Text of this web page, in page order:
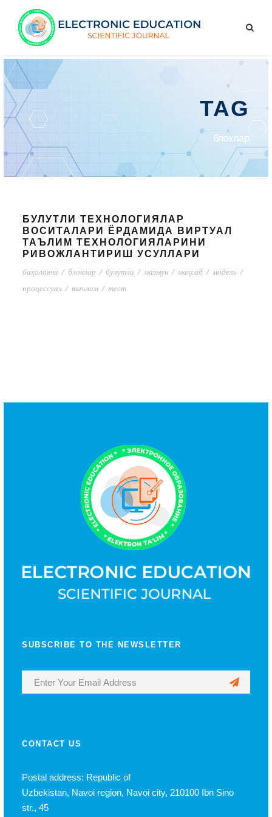
TAG
блоклар
БУЛУТЛИ ТЕХНОЛОГИЯЛАР
ВОСИТАЛАРИ ЁРДАМИДА ВИРТУАЛ
ТАЪЛИМ ТЕХНОЛОГИЯЛАРИНИ
РИВОЖЛАНТИРИШ УСУЛЛАРИ
баҳоловчи / блоклар / булутли / мазмун / мақсад / модель /
процессуал / таълим / тест
SUBSCRIBE TO THE NEWSLETTER
CONTACT US
Postal address: Republic of
Uzbekistan, Navoi region, Navoi city, 210100 Ibn Sino
str., 45